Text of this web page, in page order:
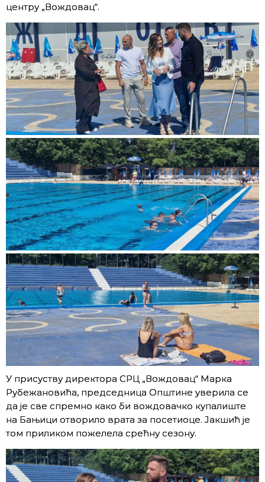
центру „Вождовац“.
У присуству директора СРЦ „Вождовац“ Марка
Рубежановића, председница Општине уверила се
да је све спремно како би вождовачко купалиште
на Бањици отворило врата за посетиоце. Јакшић је
том приликом пожелела срећну сезону.